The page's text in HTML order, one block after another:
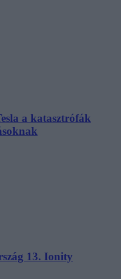
a katasztrófák
13. Ionity